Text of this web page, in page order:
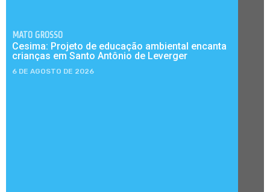
MATO GROSSO
Cesima: Projeto de educação ambiental encanta
crianças em Santo Antônio de Leverger
6 DE AGOSTO DE 2026